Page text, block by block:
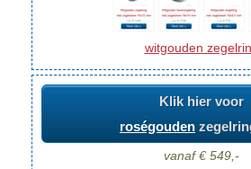
witgouden
Klik hier voor
roségouden
vanaf € 549,-